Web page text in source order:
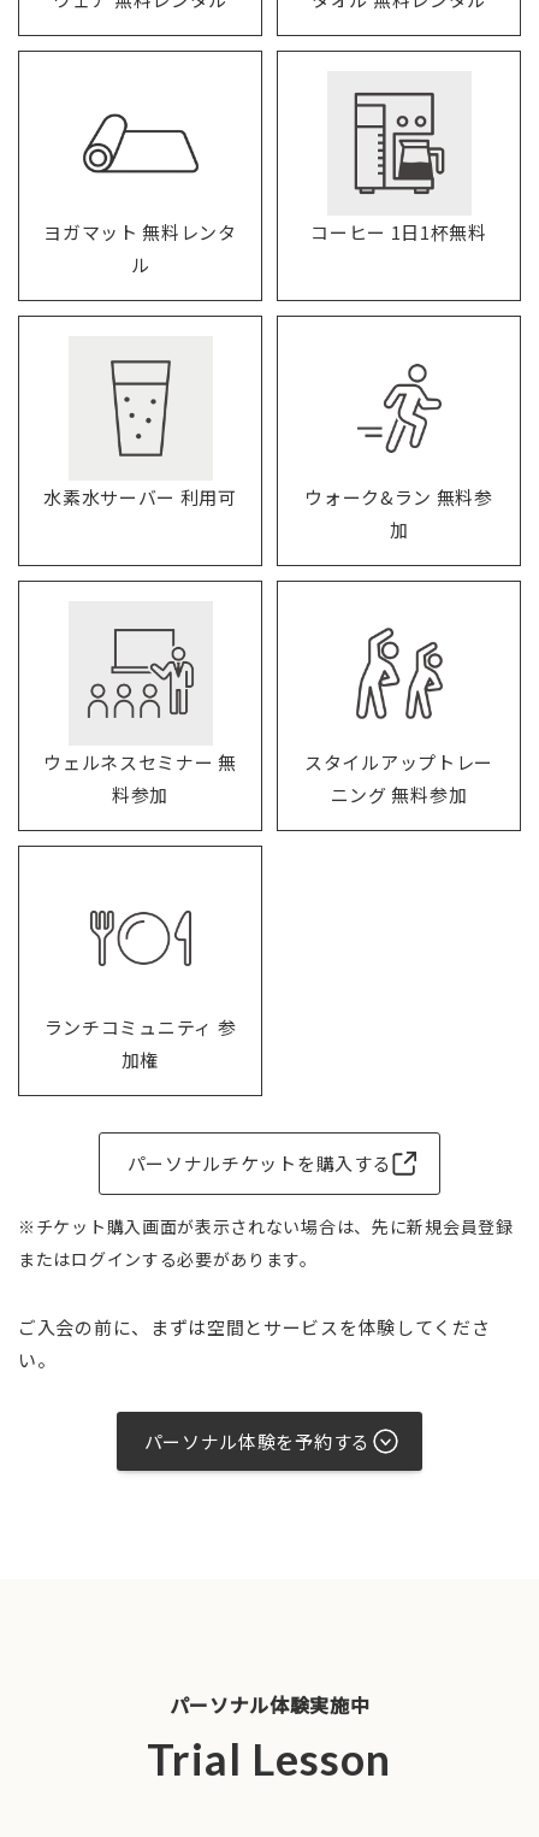
ヨガマット 無料レンタ
ル
コーヒー 1日1杯無料
水素水サーバー 利用可
ウォーク&ラン 無料参
加
ウェルネスセミナー 無
料参加
スタイルアップトレー
ニング 無料参加
ランチコミュニティ 参
加権
パーソナルチケットを購入する
※チケット購入画面が表示されない場合は、先に新規会員登録
またはログインする必要があります。
ご入会の前に、まずは空間とサービスを体験してくださ
い。
パーソナル体験を予約する
パーソナル体験実施中
Trial Lesson